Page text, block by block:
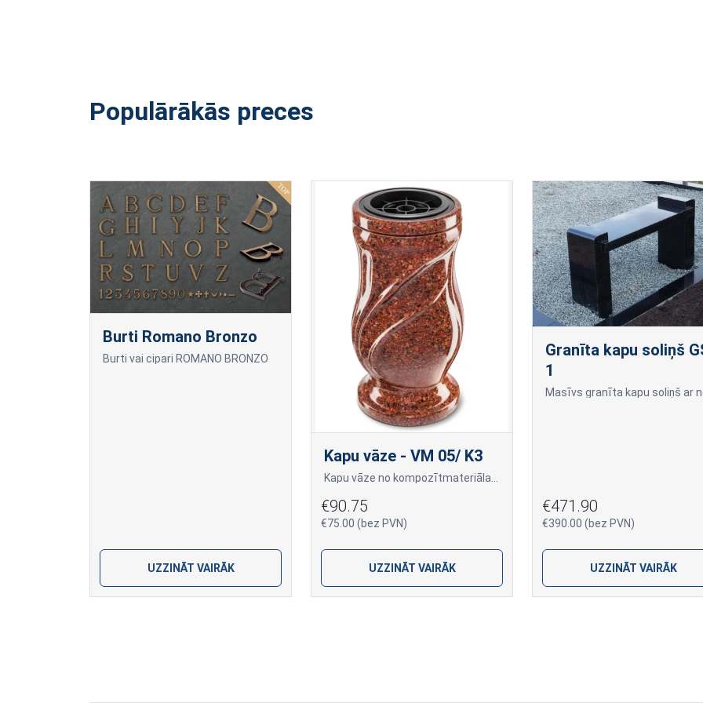
Populārākās preces
Burti Romano Bronzo
Burti vai cipari ROMANO BRONZO
UZZINĀT VAIRĀK
Kapu vāze - VM 05/ K3
€90.75
€75.00 (bez PVN)
UZZINĀT VAIRĀK
Granīta kapu soliņš
1
€471.90
€390.00 (bez PVN)
UZZINĀT VAIRĀK